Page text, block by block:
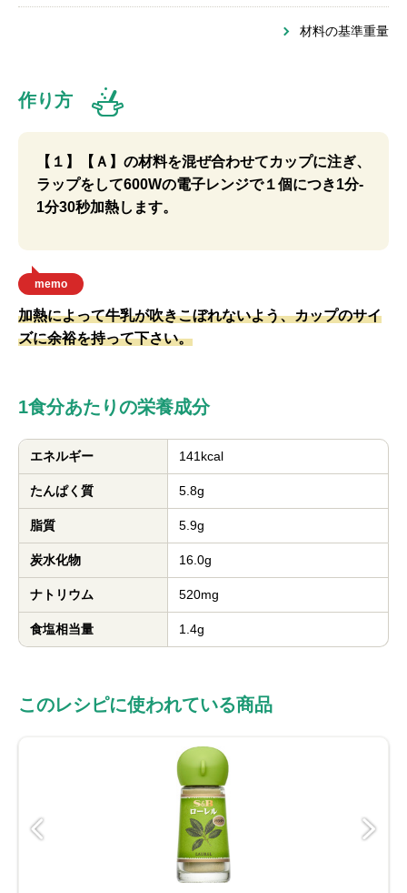
材料の基準重量
作り方
【１】【Ａ】の材料を混ぜ合わせてカップに注ぎ、
ラップをして600Wの電子レンジで１個につき1分-
1分30秒加熱します。
memo
加熱によって牛乳が吹きこぼれないよう、カップのサイ
ズに余裕を持って下さい。
1食分あたりの栄養成分
エネルギー 141kcal
たんぱく質 5.8g
脂質 5.9g
炭水化物 16.0g
ナトリウム 520mg
食塩相当量 1.4g
このレシピに使われている商品